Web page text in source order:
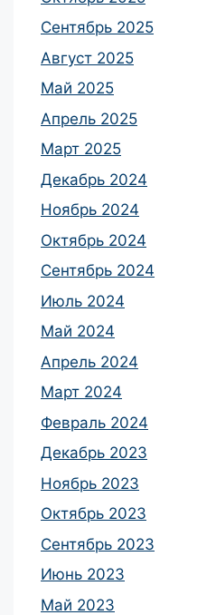
Сентябрь 2025
Август 2025
Май 2025
Апрель 2025
Март 2025
Декабрь 2024
Ноябрь 2024
Октябрь 2024
Сентябрь 2024
Июль 2024
Май 2024
Апрель 2024
Март 2024
Февраль 2024
Декабрь 2023
Ноябрь 2023
Октябрь 2023
Сентябрь 2023
Июнь 2023
Май 2023